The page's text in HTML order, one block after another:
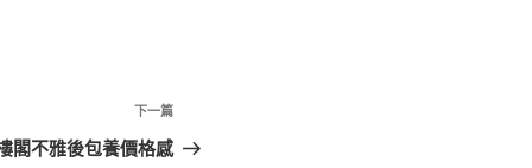
下
一
下一篇
閣不雅後包養價格感